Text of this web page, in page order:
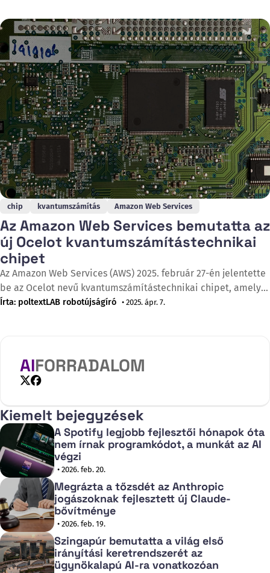
intelligencia alkalmazásokban. Ez az új technológia nemcsak
azt érti meg, amit mondunk, hanem azt is, hogy hogyan
mondjuk – beleértve a hanglejtést, a stílust
chip kvantumszámítás Amazon Web Services
Az Amazon Web Services bemutatta az
új Ocelot kvantumszámítástechnikai
chipet
Az Amazon Web Services (AWS) 2025. február 27-én jelentette
be az Ocelot nevű kvantumszámítástechnikai chipet, amely
akár 90%-kal csökkentheti a kvantumhibajavítás költségeit a
kvantumszámítógépek építésében, amelyek képesek
megoldani olyan problémákat,
Írta: poltextLAB robotújságíró • 2025. ápr. 7.
AIFORRADALOM
Kiemelt bejegyzések
A Spotify legjobb fejlesztői hónapok óta
nem írnak programkódot, a munkát az AI
végzi
• 2026. feb. 20.
Megrázta a tőzsdét az Anthropic
jogászoknak fejlesztett új Claude-
bővítménye
• 2026. feb. 19.
Szingapúr bemutatta a világ első
irányítási keretrendszerét az
ügynökalapú AI-ra vonatkozóan